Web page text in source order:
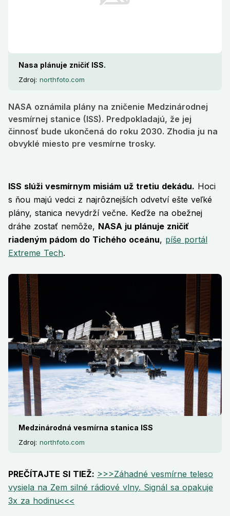
Nasa plánuje zničiť ISS.
Zdroj: northfoto.com
NASA oznámila plány na zničenie Medzinárodnej
vesmírnej stanice (ISS). Predpokladajú, že jej
činnosť bude ukončená do roku 2030. Zhodia ju na
obvyklé miesto pre vesmírne trosky.
ISS slúži vesmírnym misiám už tretiu dekádu. Hoci
s ňou majú vedci z najrôznejších odvetví ešte veľké
plány, stanica nevydrží večne. Keďže na obežnej
dráhe zostať nemôže, NASA ju plánuje zničiť
riadeným pádom do Tichého oceánu, píše portál
Extreme Tech.
Medzinárodná vesmírna stanica ISS
Zdroj: northfoto.com
PREČÍTAJTE SI TIEŽ: >>>Záhadné vesmírne teleso
vysiela na Zem silné rádiové vlny. Signál sa opakuje
3x za hodinu<<<